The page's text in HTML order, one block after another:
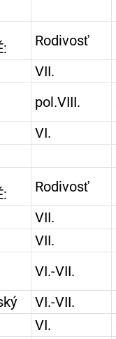
Rodivosť
VII.
pol.VIII.
VI.
Rodivosť
VII.
VII.
VI.-VII.
VI.-VII.
VI.